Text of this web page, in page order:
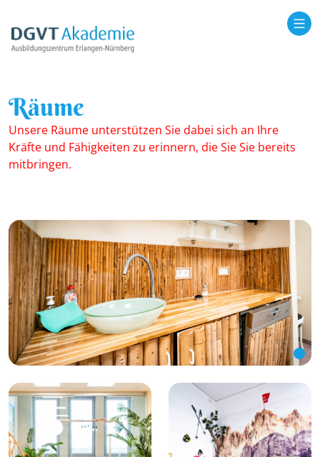
Räume
Unsere Räume unterstützen Sie dabei sich an Ihre
Kräfte und Fähigkeiten zu erinnern, die Sie Sie bereits
mitbringen.
Bild vergrößern